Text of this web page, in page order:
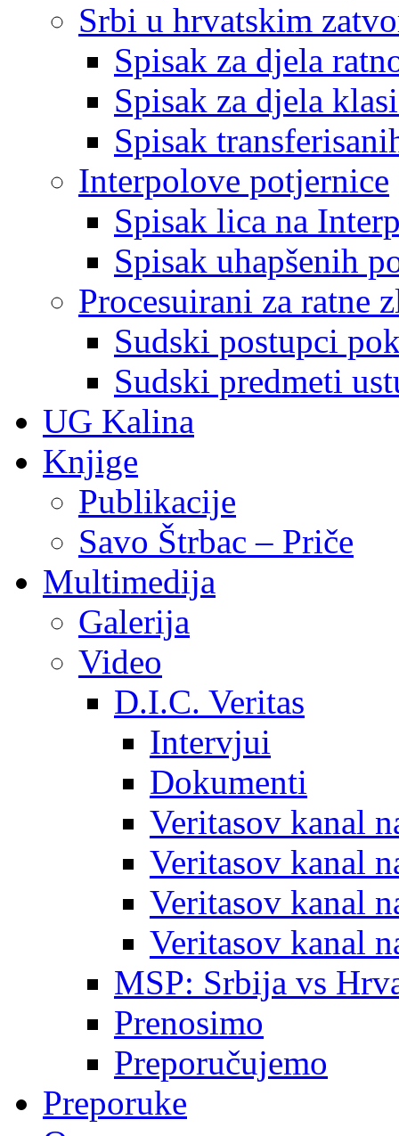
Srbi u hrvatskim
Spisak za djela
Spisak za djela
Spisak
Interpolove potjernice
Spisak lica na
Spisak uhapšenih
Procesuirani za ratne
Sudski postupci
Sudski predmeti
UG Kalina
Knjige
Publikacije
Savo Štrbac – Priče
Multimedija
Galerija
Video
D.I.C. Veritas
Intervjui
Dokumenti
Veritasov kanal
Veritasov kanal
Veritasov kanal
Veritasov kanal
MSP: Srbija vs
Prenosimo
Preporučujemo
Preporuke